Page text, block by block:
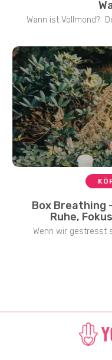
Wann ist Vollmond?
Box Breathing
Ruhe,
Wenn wir gestresst